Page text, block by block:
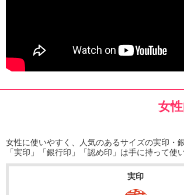
女
女性に使いやすく、人気のあるサイズの実印・
「実印」「銀行印」「認め印」は手に持って使
実印